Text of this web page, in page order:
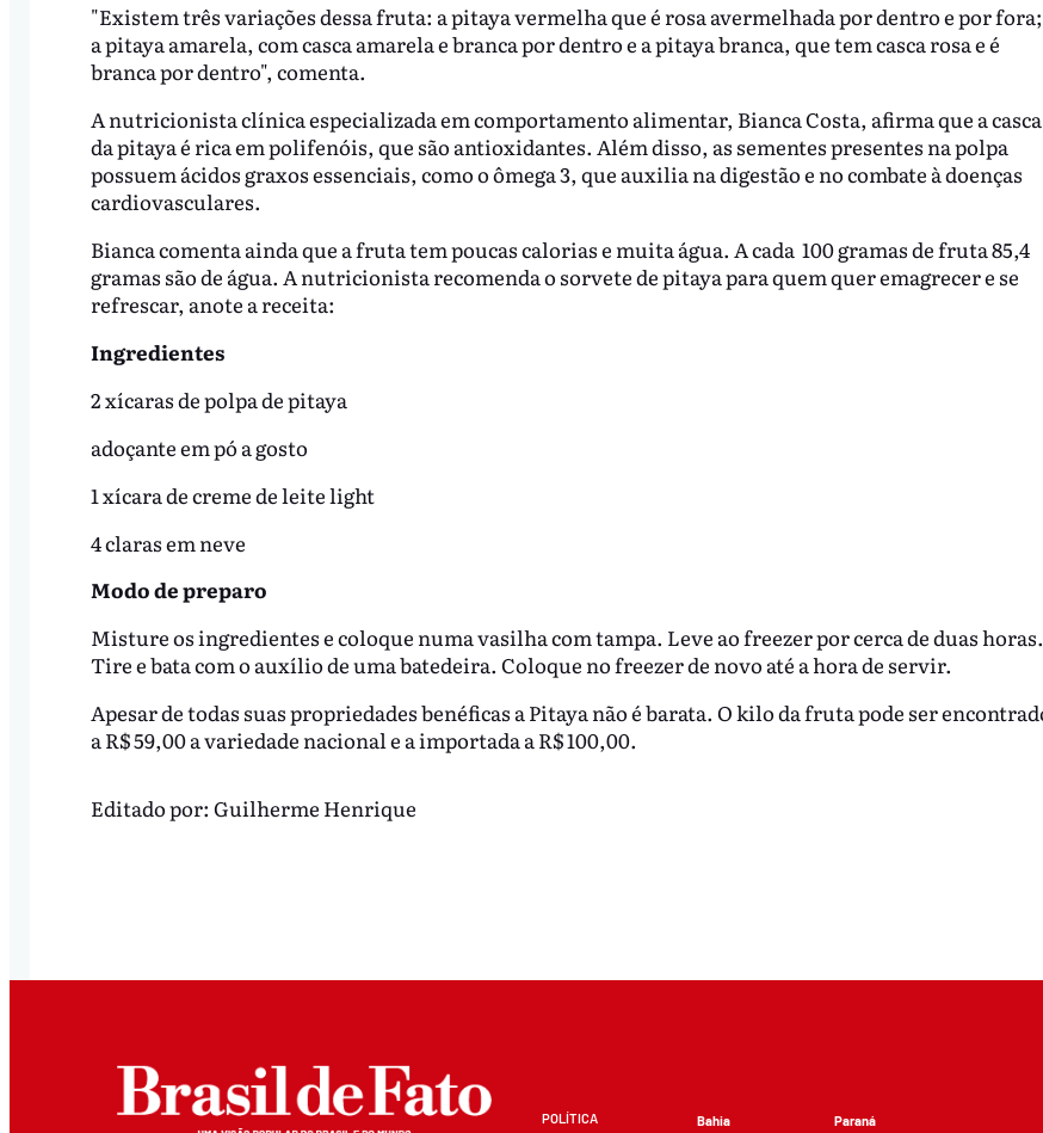
"Existem três variações dessa fruta: a pitaya vermelha que é rosa avermelhada por dentro e por fora;
a pitaya amarela, com casca amarela e branca por dentro e a pitaya branca, que tem casca rosa e é
branca por dentro", comenta.
A nutricionista clínica especializada em comportamento alimentar, Bianca Costa, afirma que a casca
da pitaya é rica em polifenóis, que são antioxidantes. Além disso, as sementes presentes na polpa
possuem ácidos graxos essenciais, como o ômega 3, que auxilia na digestão e no combate à doenças
cardiovasculares.
Bianca comenta ainda que a fruta tem poucas calorias e muita água. A cada 100 gramas de fruta 85,4
gramas são de água. A nutricionista recomenda o sorvete de pitaya para quem quer emagrecer e se
refrescar, anote a receita:
Ingredientes
2 xícaras de polpa de pitaya
adoçante em pó a gosto
1 xícara de creme de leite light
4 claras em neve
Modo de preparo
Misture os ingredientes e coloque numa vasilha com tampa. Leve ao freezer por cerca de duas horas.
Tire e bata com o auxílio de uma batedeira. Coloque no freezer de novo até a hora de servir.
Apesar de todas suas propriedades benéficas a Pitaya não é barata. O kilo da fruta pode ser
a R$ 59,00 a variedade nacional e a importada a R$ 100,00.
Editado por: Guilherme Henrique
POLÍTICA Bahia Paraná